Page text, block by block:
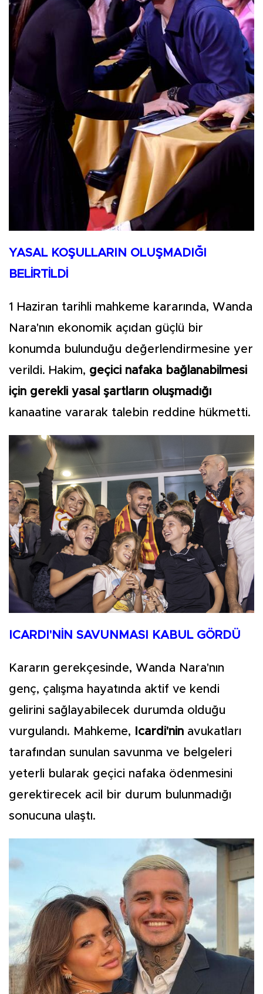
YASAL KOŞULLARIN OLUŞMADIĞI
BELİRTİLDİ
1 Haziran tarihli mahkeme kararında, Wanda
Nara'nın ekonomik açıdan güçlü bir
konumda bulunduğu değerlendirmesine yer
verildi. Hakim, geçici nafaka bağlanabilmesi
için gerekli yasal şartların oluşmadığı
kanaatine vararak talebin reddine hükmetti.
ICARDI'NİN SAVUNMASI KABUL GÖRDÜ
Kararın gerekçesinde, Wanda Nara'nın
genç, çalışma hayatında aktif ve kendi
gelirini sağlayabilecek durumda olduğu
vurgulandı. Mahkeme,
Icardi'nin avukatları
tarafından sunulan savunma ve belgeleri
yeterli bularak geçici nafaka ödenmesini
gerektirecek acil bir durum bulunmadığı
sonucuna ulaştı.